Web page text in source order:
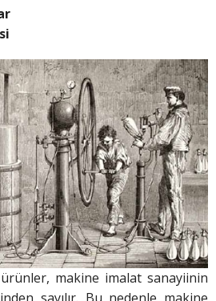
makine imalat sanayiinin